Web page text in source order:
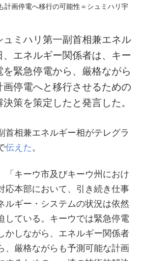
ュミハリ第一副首相兼エネル
、エネルギー関係者は、キー
を緊急停電から、厳格ながら
画停電へと移行させるための
策を策定したと発言した。
首相兼エネルギー相がテレグラ
伝えた 。
「キーウ市及びキーウ州におけ
応本部において、引き続き仕事
ルギー・システムの状況は依然
している。キーウでは緊急停電
かしながら、エネルギー関係者
、厳格ながらも予測可能な計画